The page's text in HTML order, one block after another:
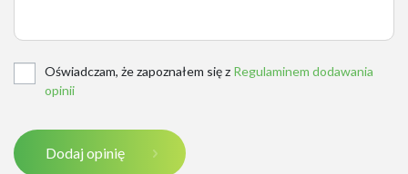
Oświadczam, że zapoznałem się z Regulaminem dodawania
opinii
Dodaj opinię